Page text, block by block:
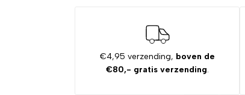
€4,95 verzending, boven de
€80,- gratis verzending.